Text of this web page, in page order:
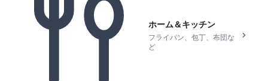
ホーム＆キッチン
フライパン、包丁、布団な
ど